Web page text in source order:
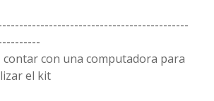
con una computadora para
el kit